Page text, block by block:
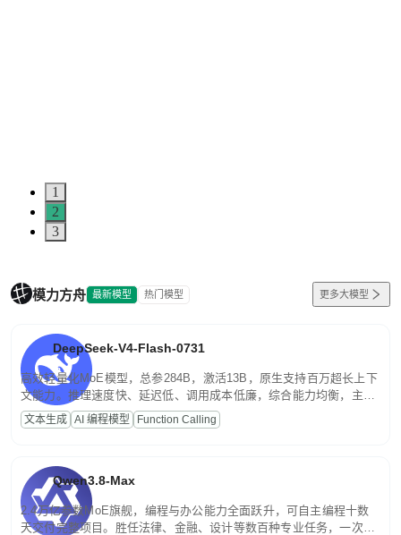
1
2
3
模力方舟 最新模型 热门模型 更多大模型
DeepSeek-V4-Flash-0731
高效轻量化MoE模型，总参284B，激活13B，原生支持百万超长上下
文能力。推理速度快、延迟低、调用成本低廉，综合能力均衡，主打
高并发、轻量化任务，适合日常对话、内容创作、基础 RAG、批量
文案处理等普惠刚需场景。
文本生成 AI 编程模型 Function Calling
Qwen3.8-Max
2.4万亿参数MoE旗舰，编程与办公能力全面跃升，可自主编程十数
天交付完整项目。胜任法律、金融、设计等数百种专业任务，一次对